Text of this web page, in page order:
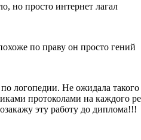
но просто интернет лагал
по праву он просто гений
Не ожидала
протоколами на каждого
эту работу до диплома!!!